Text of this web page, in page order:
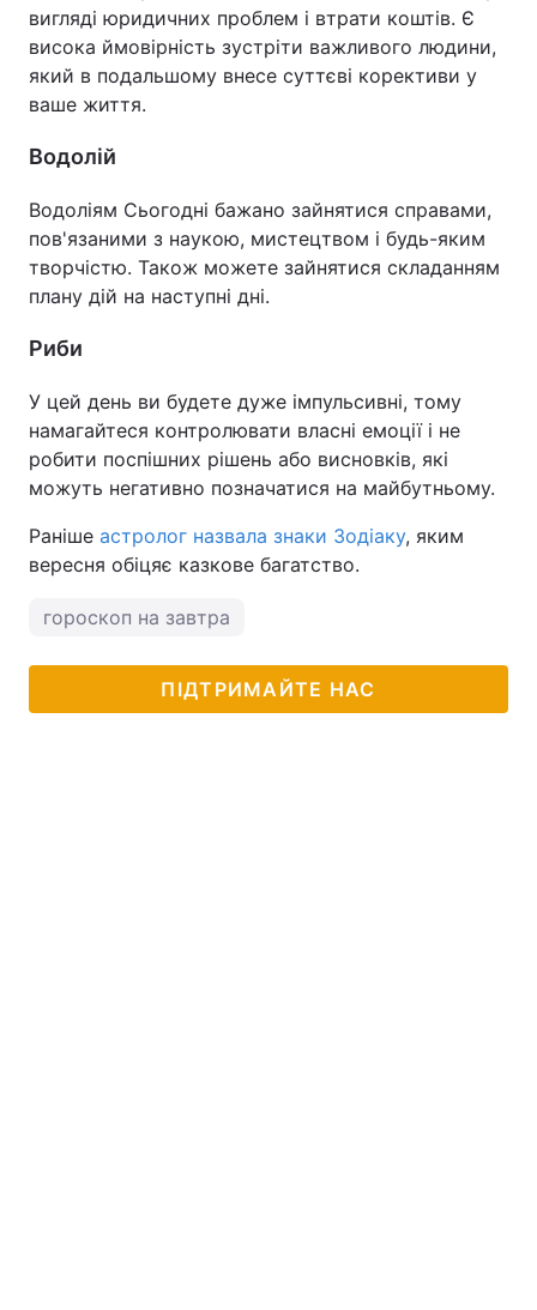
вигляді юридичних проблем і втрати коштів. Є
висока ймовірність зустріти важливого людини,
який в подальшому внесе суттєві корективи у
ваше життя.
Водолій
Водоліям Сьогодні бажано зайнятися справами,
пов'язаними з наукою, мистецтвом і будь-яким
творчістю. Також можете зайнятися складанням
плану дій на наступні дні.
Риби
У цей день ви будете дуже імпульсивні, тому
намагайтеся контролювати власні емоції і не
робити поспішних рішень або висновків, які
можуть негативно позначатися на майбутньому.
Раніше астролог назвала знаки Зодіаку, яким
вересня обіцяє казкове багатство.
гороскоп на завтра
ПІДТРИМАЙТЕ НАС